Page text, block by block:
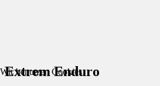
Extrem Enduro
Wir benutzen Cookies